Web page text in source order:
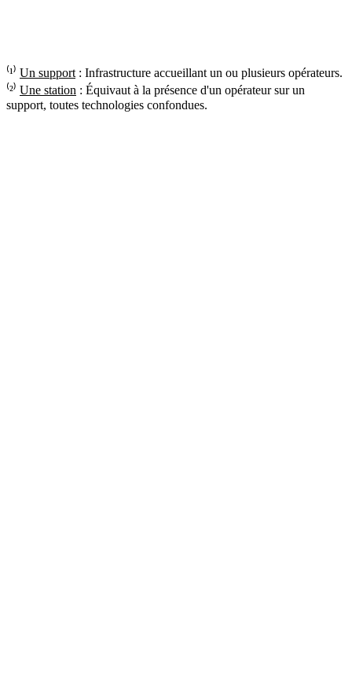
⁽¹⁾ Un support : Infrastructure accueillant un ou plusieurs opérateurs.
⁽²⁾ Une station : Équivaut à la présence d'un opérateur sur un
support, toutes technologies confondues.